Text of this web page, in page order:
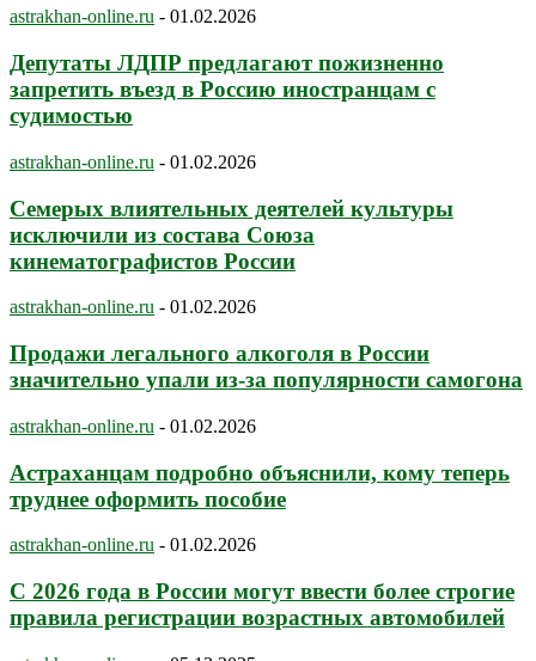
astrakhan-online.ru - 01.02.2026
Депутаты ЛДПР предлагают пожизненно
запретить въезд в Россию иностранцам с
судимостью
astrakhan-online.ru - 01.02.2026
Семерых влиятельных деятелей культуры
исключили из состава Союза
кинематографистов России
astrakhan-online.ru - 01.02.2026
Продажи легального алкоголя в России
значительно упали из-за популярности самогона
astrakhan-online.ru - 01.02.2026
Астраханцам подробно объяснили, кому теперь
труднее оформить пособие
astrakhan-online.ru - 01.02.2026
С 2026 года в России могут ввести более строгие
правила регистрации возрастных автомобилей